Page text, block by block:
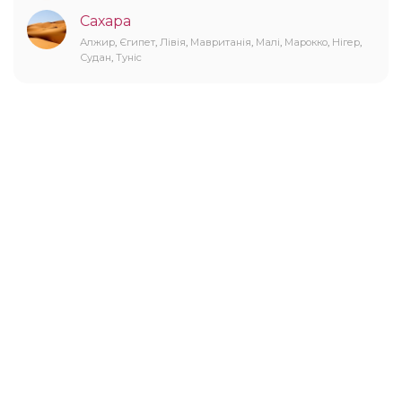
Сахара
Алжир, Єгипет, Лівія, Мавританія, Малі, Марокко, Нігер,
Судан, Туніс